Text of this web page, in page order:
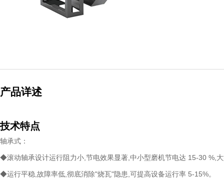
产品详述
技术特点
轴承式：
◆滚动轴承设计运行阻力小,节电效果显著,中小型磨机节电达 15-30 %,
◆运行平稳,故障率低,彻底消除"烧瓦"隐患,可提高设备运行率 5-15%。